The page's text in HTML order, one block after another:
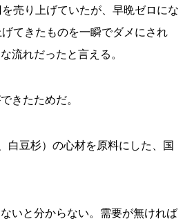
売り上げていたが、早晩ゼロにな
てきたものを一瞬でダメにされ
流れだったと言える。
きたためだ。
白豆杉）の心材を原料にした、国
いと分からない。需要が無ければ